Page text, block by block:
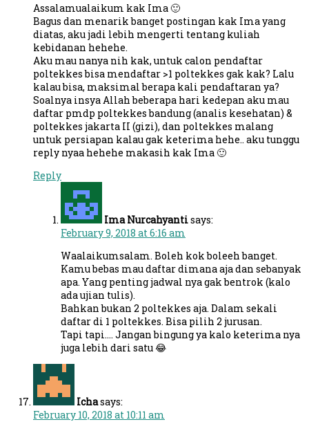
Assalamualaikum kak Ima 🙂
Bagus dan menarik banget postingan kak Ima yang
diatas, aku jadi lebih mengerti tentang kuliah
kebidanan hehehe.
Aku mau nanya nih kak, untuk calon pendaftar
poltekkes bisa mendaftar >1 poltekkes gak kak? Lalu
kalau bisa, maksimal berapa kali pendaftaran ya?
Soalnya insya Allah beberapa hari kedepan aku mau
daftar pmdp poltekkes bandung (analis kesehatan) &
poltekkes jakarta II (gizi), dan poltekkes malang
untuk persiapan kalau gak keterima hehe.. aku tunggu
reply nyaa hehehe makasih kak Ima 🙂
Reply
Ima Nurcahyantisays:
February 9, 2018 at 6:16 am
Waalaikumsalam. Boleh kok boleeh banget.
Kamu bebas mau daftar dimana aja dan sebanyak
apa. Yang penting jadwal nya gak bentrok (kalo
ada ujian tulis).
Bahkan bukan 2 poltekkes aja. Dalam sekali
daftar di 1 poltekkes. Bisa pilih 2 jurusan.
Tapi tapi…. Jangan bingung ya kalo keterima nya
juga lebih dari satu 😂
Ichasays:
February 10, 2018 at 10:11 am